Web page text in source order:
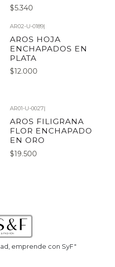
$5.340
AR02-U-0189|
AROS HOJA
ENCHAPADOS EN
PLATA
$12.000
AR01-U-0027|
AROS FILIGRANA
FLOR ENCHAPADO
EN ORO
$19.500
emprende con SyF"